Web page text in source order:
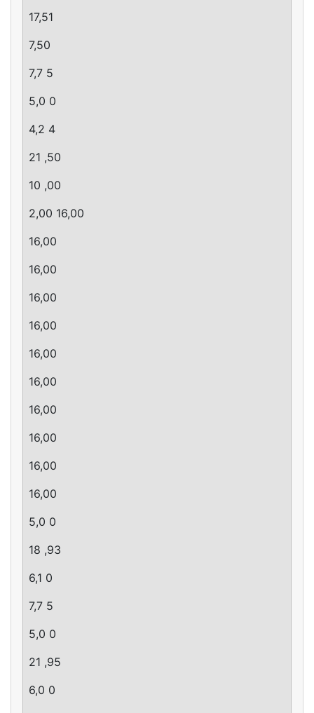
17,51
7,50
7,7 5
5,0 0
4,2 4
21 ,50
10 ,00
2,00 16,00
16,00
16,00
16,00
16,00
16,00
16,00
16,00
16,00
16,00
16,00
5,0 0
18 ,93
6,1 0
7,7 5
5,0 0
21 ,95
6,0 0